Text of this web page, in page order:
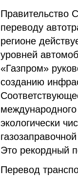
Правительство
переводу
регионе
уровней
«Газпром»
созданию
экологически
Это рекордный
Перевод